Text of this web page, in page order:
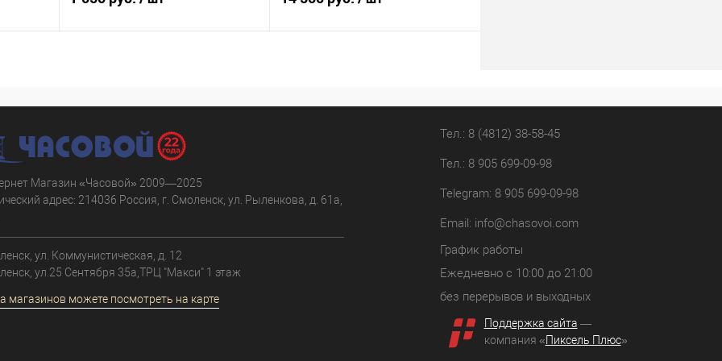
Купить в 1 клик
К сравнению
В избранное
Купить в 1 клик
К сравнению
В наличии
Магазин «Часовой» 2009—2025
адрес: 214036 Россия, г. Смоленск, ул. Рыленкова, д. 61а,
ул. Коммунистическая, д. 12
ул.25 Сентября 35а,ТРЦ "Макси" 1 этаж
магазинов можете посмотреть на карте
Тел.: 8 (4812) 38-58-45
Тел.: 8 905 699-09-98
Telegram: 8 905 699-09-98
Email: info@chasovoi.com
График работы
Ежедневно с 10:00 до 21:00
без перерывов и выходных
Поддержка сайта —
компания «Пиксель Плюс»